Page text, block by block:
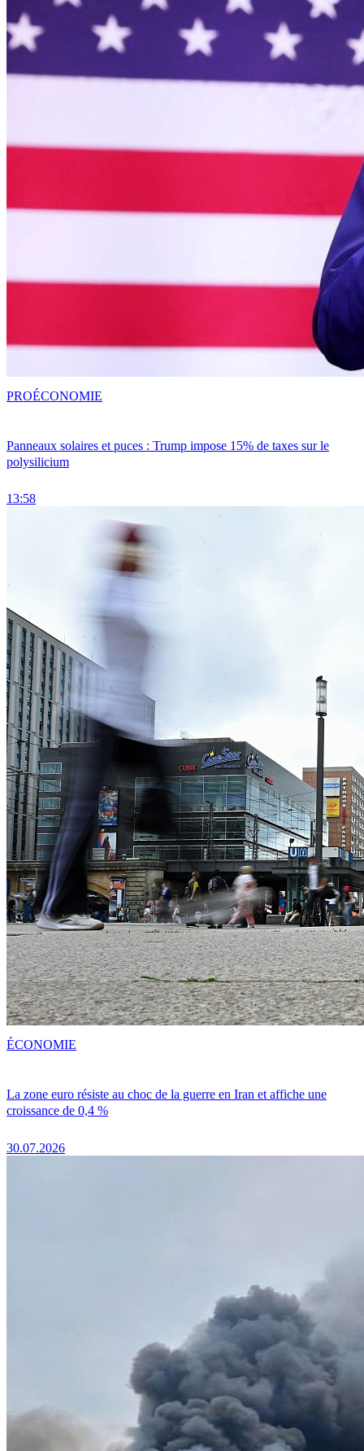
Panneaux solaires et puces : Trump impose 15% de taxes sur le
polysilicium
13:58
PROÉCONOMIE
La zone euro résiste au choc de la guerre en Iran et affiche une
croissance de 0,4 %
30.07.2026
ÉCONOMIE